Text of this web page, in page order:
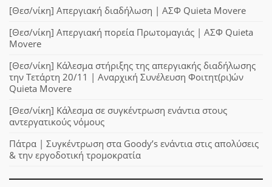
[Θεσ/νίκη] Απεργιακή διαδήλωση | ΑΣΦ Quieta Movere
[Θεσ/νίκη] Απεργιακή πορεία Πρωτομαγιάς | ΑΣΦ Quieta
Movere
[Θεσ/νίκη] Κάλεσμα στήριξης της απεργιακής διαδήλωσης
την Τετάρτη 20/11 | Αναρχική Συνέλευση Φοιτητ(ρι)ών
Quieta Movere
[Θεσ/νίκη] Κάλεσμα σε συγκέντρωση ενάντια στους
αντεργατικούς νόμους
Πάτρα | Συγκέντρωση στα Goody’s ενάντια στις απολύσεις
& την εργοδοτική τρομοκρατία